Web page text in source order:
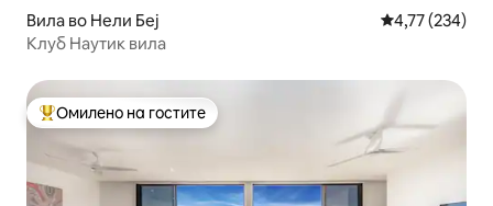
Вила во Нели Беј Просечна
4,77 (234)
Клуб Наутик вила
Меѓу најуспешните „Омилени на гостите“
Омилено на гостите